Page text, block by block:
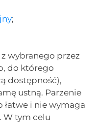
;
wybranego przez
do którego
dostępność),
ustną. Parzenie
i nie wymaga
W tym celu